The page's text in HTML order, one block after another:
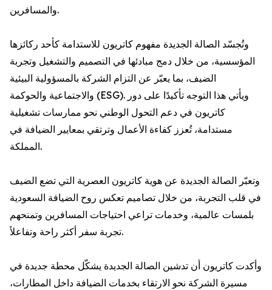
والمسافرين.
وتُجسّد الصالة الجديدة مفهوم كاتريون للاستدامة كأحد ركائزها
المؤسسية، من خلال دمج مبادئها في التصميم والتشغيل وتجربة
الضيف، بما يعبّر عن التزام الشركة بالمسؤولية البيئية
والاجتماعية والحوكمة (ESG). ويأتي هذا التوجه تأكيدًا على دور
كاتريون في دعم التحول الوطني نحو ممارسات تشغيلية
مستدامة، تُعزز كفاءة الأعمال وترتقي بمعايير الضيافة في
المملكة.
وتعبّر الصالة الجديدة عن هوية كاتريون العصرية التي تضع الضيف
في قلب التجربة، من خلال تصاميم تعكس روح الضيافة السعودية
بلمسات عالمية، وخدمات تراعي احتياجات المسافرين وتمنحهم
تجربة سفر أكثر راحة وتفاعلاً.
وأكدت كاتريون أن تدشين الصالة الجديدة يشكّل محطة جديدة في
مسيرة الشركة نحو الارتقاء بخدمات الضيافة داخل المطارات،